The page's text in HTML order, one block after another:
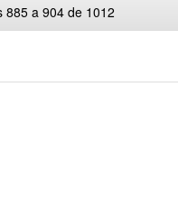
885 a 904 de 1012